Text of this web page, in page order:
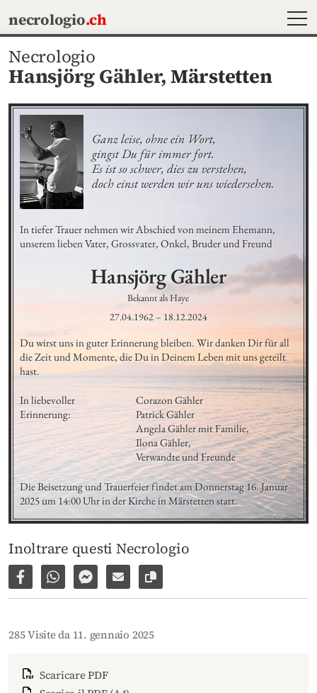
necrologio.ch
Necrologio
Hansjörg Gähler,Märstetten
Ganz leise, ohne ein Wort,
gingst Du für immer fort.
Es ist so schwer, dies zu verstehen,
doch einst werden wir uns wiedersehen.
In tiefer Trauer nehmen wir Abschied von meinem Ehemann,
unserem lieben Vater, Grossvater, Onkel, Bruder und Freund
HansjörgGähler
Bekannt als Haye
27.04.1962– 18.12.2024
Du wirst uns in guter Erinnerung bleiben. Wir danken Dir für all
die Zeit und Momente, die Du in Deinem Leben mit uns geteilt
hast.
In liebevoller
Erinnerung:
Corazon Gähler
Patrick Gähler
Angela Gähler mit Familie,
Ilona Gähler,
Verwandte und Freunde
Die Beisetzung und Trauerfeier findet am Donnerstag 16. Januar
2025 um 14:00 Uhr in der Kirche in Märstetten statt.
Inoltrare questi Necrologio
Condividi su Facebook
Condividi su WhatsApp
Inviare per Facebook Messenger
Inviare per email
Copia il link alla pagina
285 Visite da 11. gennaio 2025
Scaricare PDF